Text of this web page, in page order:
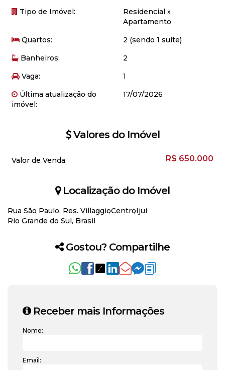
Tipo de Imóvel:
Residencial »
Apartamento
Quartos:
2 (sendo 1 suíte)
Banheiros:
2
Vaga:
1
Última atualização do
imóvel:
17/07/2026
Valores do Imóvel
R$ 650.000
Valor de Venda
Localização do Imóvel
Rua São Paulo, Res. VillaggioCentroIjuí
Rio Grande do Sul, Brasil
Gostou? Compartilhe
Receber mais Informações
Nome:
Email: